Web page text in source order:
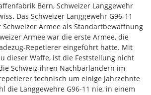
Bern, Schweizer Langgewehr
. Das Schweizer Langgewehr G96-11
Armee als Standartbewaffnung
Armee war die erste Armee, die
Repetierer eingeführt hatte. Mit
dieser Waffe, ist die Feststellung nicht
Schweiz ihren Nachbarländern im
technisch um einige Jahrzehnte
die Langgewehre G96-11 nie, in einem